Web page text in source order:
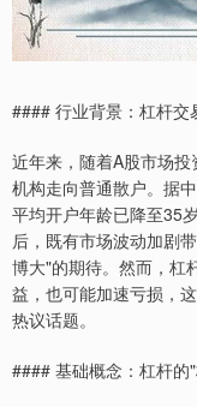
#### 行业背景：杠杆交
近年来，随着A股市场
机构走向普通散户。据
平均开户年龄已降至35
后，既有市场波动加剧
博大"的期待。然而，
益，也可能加速亏损，
热议话题。
#### 基础概念：杠杆的